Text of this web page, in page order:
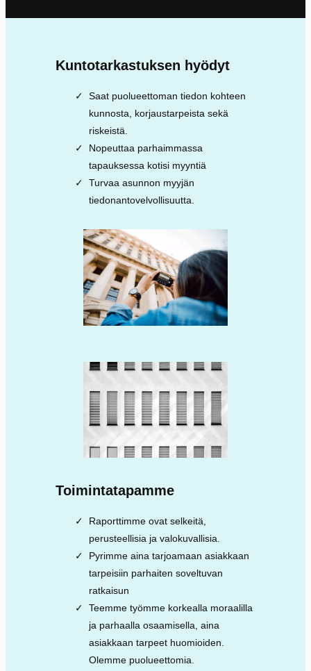
Kuntotarkastuksen hyödyt
Saat puolueettoman tiedon kohteen
kunnosta, korjaustarpeista sekä
riskeistä.
Nopeuttaa parhaimmassa
tapauksessa kotisi myyntiä
Turvaa asunnon myyjän
tiedonantovelvollisuutta.
Toimintatapamme
Raporttimme ovat selkeitä,
perusteellisia ja valokuvallisia.
Pyrimme aina tarjoamaan asiakkaan
tarpeisiin parhaiten soveltuvan
ratkaisun
Teemme työmme korkealla moraalilla
ja parhaalla osaamisella, aina
asiakkaan tarpeet huomioiden.
Olemme puolueettomia.